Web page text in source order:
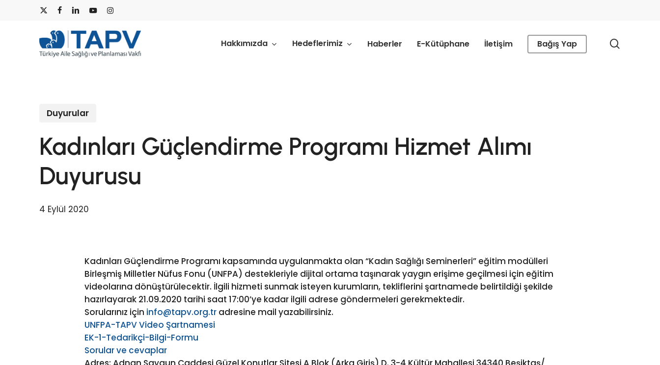
x-
twitter
facebooklinkedin youtubeinstagram
Hakkımızda Hedeflerimiz Haberler E-Kütüphane İletişim Bağış Yap
Duyurular
Kadınları Güçlendirme Programı Hizmet Alımı
Duyurusu
4 Eylül 2020
Kadınları Güçlendirme Programı kapsamında uygulanmakta olan “Kadın Sağlığı Seminerleri” eğitim modülleri
Birleşmiş Milletler Nüfus Fonu (UNFPA) destekleriyle dijital ortama taşınarak yaygın erişime geçilmesi için eğitim
videolarına dönüştürülecektir. İlgili hizmeti sunmak isteyen kurumların, tekliflerini şartnamede belirtildiği şekilde
hazırlayarak 21.09.2020 tarihi saat 17:00’ye kadar ilgili adrese göndermeleri gerekmektedir.
Sorularınız için info@tapv.org.tr adresine mail yazabilirsiniz.
UNFPA-TAPV Video Şartnamesi
EK-1-Tedarikçi-Bilgi-Formu
Sorular ve cevaplar